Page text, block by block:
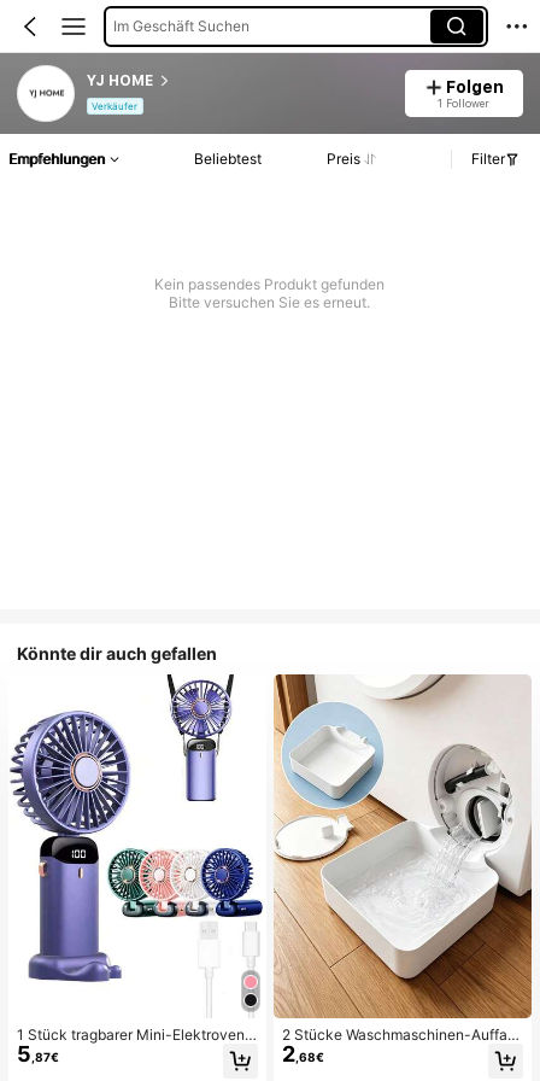
Im Geschäft Suchen
YJ HOME
Verkäufer
Folgen
1 Follower
Empfehlungen Beliebtest Preis Filter
Kein passendes Produkt gefunden
Bitte versuchen Sie es erneut.
Könnte dir auch gefallen
1 Stück tragbarer Mini-Elektroventil
ator, tragbarer USB-aufladbarer Ve
ntilator, Nackenventilator, USB-Ven
5 ,87€
2 Stücke Waschmaschinen-Auffan
gwanne Tropfschale, wasserdichte
Bodenschutzmatte für Waschraum,
2 ,68€